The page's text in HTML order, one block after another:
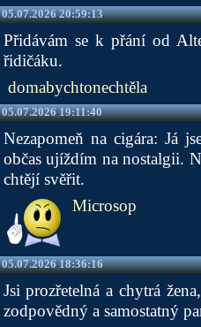
05.07.2026 20:59:13
Přidávám se k přání od
řidičáku.
domabychtonechtěla
05.07.2026 19:11:40
Nezapomeň na cigára: Já
občas ujíždím na nostalgii.
chtějí svěřit.
Microsop
05.07.2026 18:36:16
Jsi prozřetelná a chytrá
zodpovědný a samostatný